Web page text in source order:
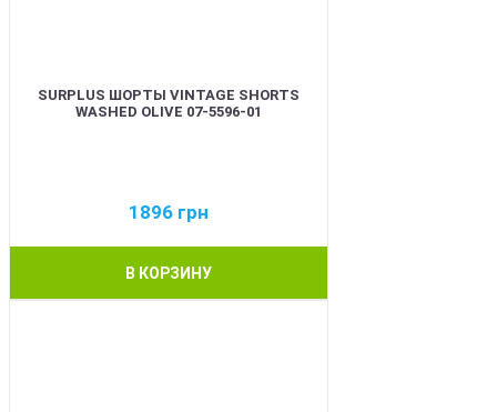
SURPLUS ШОРТЫ VINTAGE SHORTS
WASHED OLIVE 07-5596-01
1896 грн
В КОРЗИНУ